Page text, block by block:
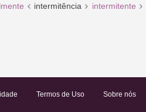
intermitência intermitente
Termos de Uso Sobre nós